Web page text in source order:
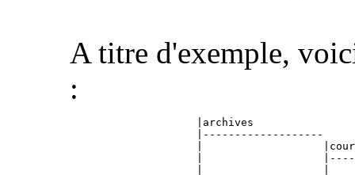
A titre d'exemple,
:
                    |archives
                    |-------------------
|
|